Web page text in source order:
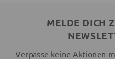
MELDE DICH
Verpasse keine Aktionen